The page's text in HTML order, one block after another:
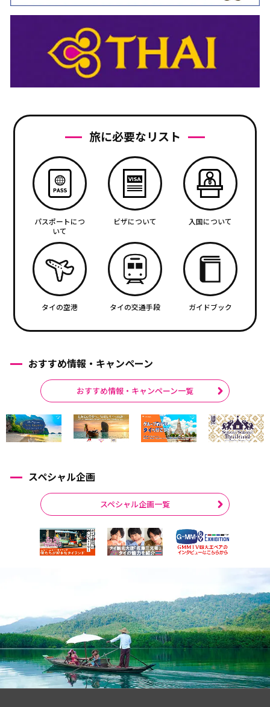
旅に必要なリスト
パスポートにつ
いて
ビザについて 入国について
タイの空港 タイの交通手段 ガイドブック
おすすめ情報・キャンペーン
おすすめ情報・キャンペーン一覧
スペシャル企画
スペシャル企画一覧